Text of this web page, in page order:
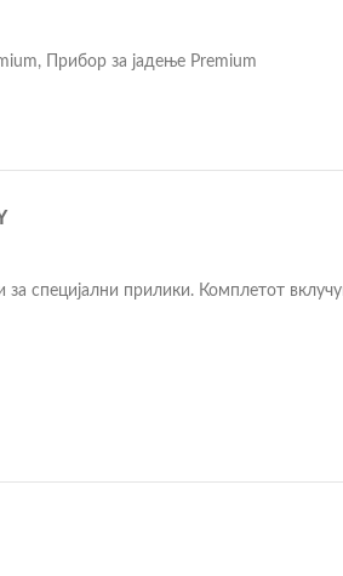
, Прибор за јадење Premium
специјални прилики. Комплетот